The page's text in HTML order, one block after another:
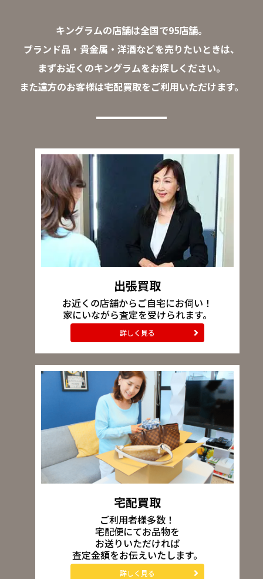
キングラムの店舗は全国で95店舗。
ブランド品・貴金属・洋酒などを売りたいときは、
まずお近くのキングラムをお探しください。
また遠方のお客様は宅配買取をご利用いただけます。
出張買取
お近くの店舗からご自宅にお伺い！
家にいながら査定を受けられます。
詳しく見る
宅配買取
ご利用者様多数！
宅配便にてお品物を
お送りいただければ
査定金額をお伝えいたします。
詳しく見る